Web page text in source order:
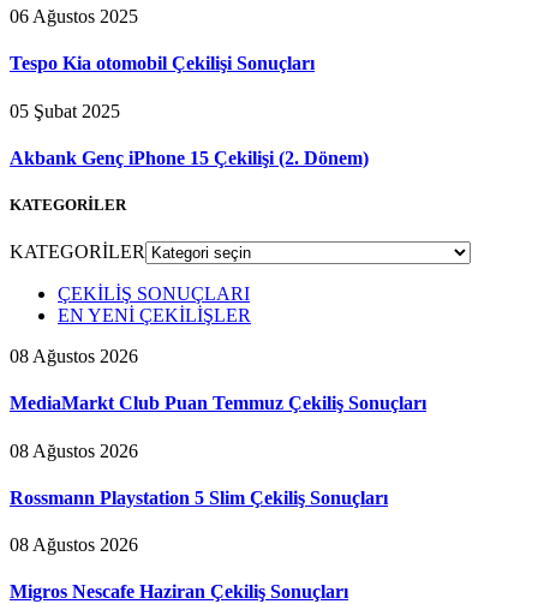
06 Ağustos 2025
Tespo Kia otomobil Çekilişi Sonuçları
05 Şubat 2025
Akbank Genç iPhone 15 Çekilişi (2. Dönem)
KATEGORİLER
KATEGORİLER
ÇEKİLİŞ SONUÇLARI
EN YENİ ÇEKİLİŞLER
08 Ağustos 2026
MediaMarkt Club Puan Temmuz Çekiliş Sonuçları
08 Ağustos 2026
Rossmann Playstation 5 Slim Çekiliş Sonuçları
08 Ağustos 2026
Migros Nescafe Haziran Çekiliş Sonuçları